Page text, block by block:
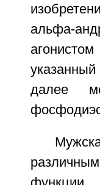
альфа-
далее